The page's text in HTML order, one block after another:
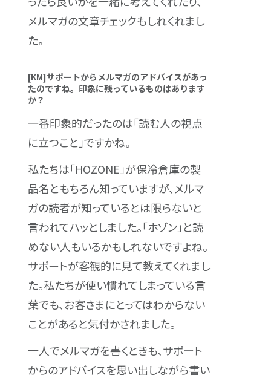
メルマガの文章チェックもしれくれまし
た。
[KM]サポートからメルマガのアドバイスがあっ
たのですね。印象に残っているものはあります
か？
一番印象的だったのは「読む人の視点
に立つこと」ですかね。
私たちは「HOZONE」が保冷倉庫の製
品名ともちろん知っていますが、メルマ
ガの読者が知っているとは限らないと
言われてハッとしました。「ホゾン」と読
めない人もいるかもしれないですよね。
サポートが客観的に見て教えてくれまし
た。私たちが使い慣れてしまっている言
葉でも、お客さまにとってはわからない
ことがあると気付かされました。
一人でメルマガを書くときも、サポート
からのアドバイスを思い出しながら書い